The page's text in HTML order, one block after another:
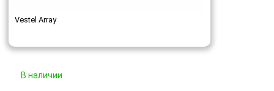
Vestel Array
В наличии